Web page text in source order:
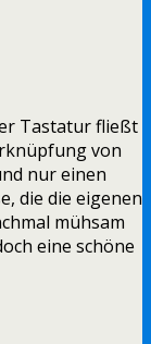
Tastatur fließt
von
nur einen
die die eigenen
mühsam
eine schöne